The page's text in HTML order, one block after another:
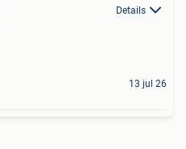
Details
13 jul 26